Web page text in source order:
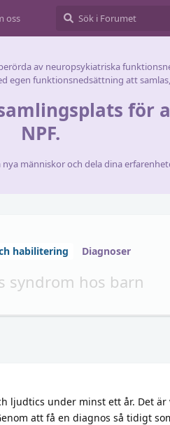
oss
av neuropsykiatriska
egen funktionsnedsättning att
för
NPF.
människor och dela dina
habilitering Diagnoser
syndrom hos barn
ljudtics under minst ett år. Det
att få en diagnos så tidigt